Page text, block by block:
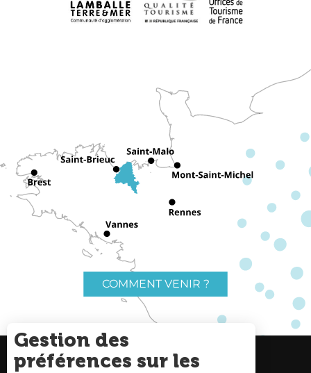
COMMENT VENIR ?
Charte du voyageur Liens utiles
Gestion des
préférences sur les